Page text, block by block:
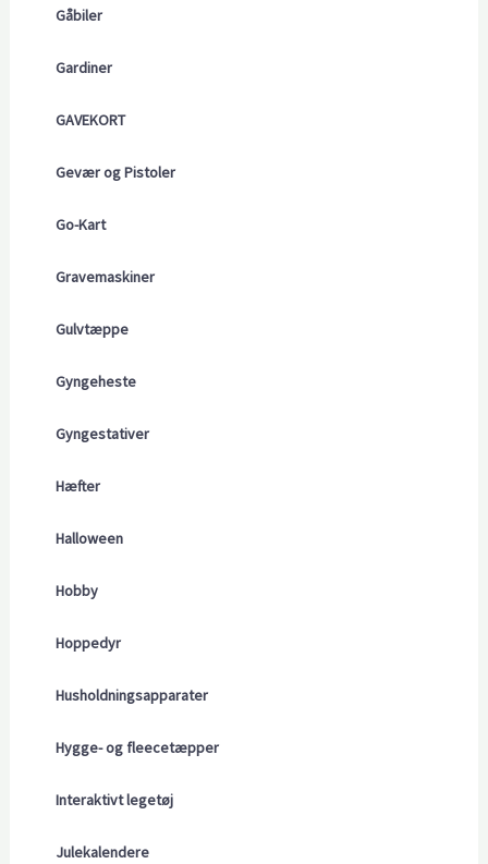
Gåbiler
Gardiner
GAVEKORT
Gevær og Pistoler
Go-Kart
Gravemaskiner
Gulvtæppe
Gyngeheste
Gyngestativer
Hæfter
Halloween
Hobby
Hoppedyr
Husholdningsapparater
Hygge- og fleecetæpper
Interaktivt legetøj
Julekalendere